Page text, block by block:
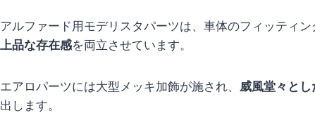
アルファード用モデリスタパーツは、車体のフィッティン
上品な存在感を両立させています。
エアロパーツには大型メッキ加飾が施され、 威風堂々と
出します。